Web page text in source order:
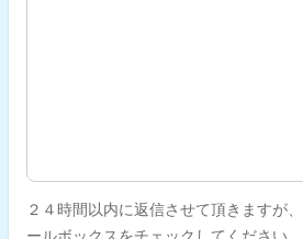
２４時間以内に返信させて頂きますが